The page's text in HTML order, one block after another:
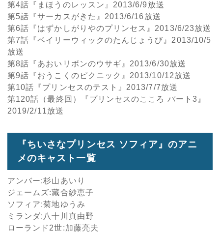
第4話『まほうのレッスン』2013/6/9放送
第5話『サーカスがきた』2013/6/16放送
第6話『はずかしがりやのプリンセス』2013/6/23放送
第7話『ベイリーウィックのたんじょうび』2013/10/5
放送
第8話『あおいリボンのウサギ』2013/6/30放送
第9話『おうこくのピクニック』2013/10/12放送
第10話『プリンセスのテスト』2013/7/7放送
第120話（最終回）『プリンセスのこころ パート3』
2019/2/11放送
『ちいさなプリンセス ソフィア』のアニ
メのキャスト一覧
アンバー:杉山あいり
ジェームズ:藏合紗恵子
ソフィア:菊地ゆうみ
ミランダ:八十川真由野
ローランド2世:加藤亮夫